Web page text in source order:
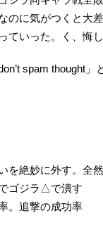
のに気がつくと大
ていった。く、悔
spam thought」
を絶妙に外す。全
ゴジラ△で潰す
。追撃の成功率